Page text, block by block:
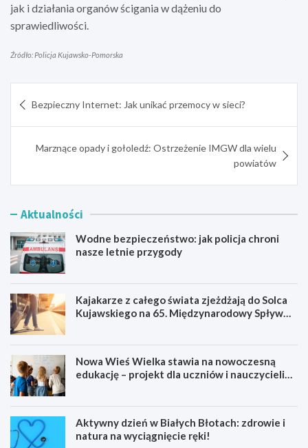
jak i działania organów ścigania w dążeniu do
sprawiedliwości.
Źródło: Policja Kujawsko-Pomorska
wpisu
Bezpieczny Internet: Jak unikać przemocy w sieci?
Marznące opady i gołoledź: Ostrzeżenie IMGW dla wielu
powiatów
Aktualności
Wodne bezpieczeństwo: jak policja chroni
nasze letnie przygody
Kajakarze z całego świata zjeżdżają do Solca
Kujawskiego na 65. Międzynarodowy Spływ
Nowa Wieś Wielka stawia na nowoczesną
edukację – projekt dla uczniów i nauczycieli
Aktywny dzień w Białych Błotach: zdrowie i
natura na wyciągnięcie ręki!